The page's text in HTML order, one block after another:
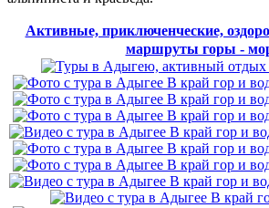
Активные, приключенческие,
маршруты горы -